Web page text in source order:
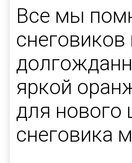
Все мы
яркой
для нового
снеговика